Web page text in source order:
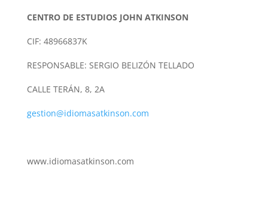
CENTRO DE ESTUDIOS JOHN ATKINSON
CIF: 48966837K
RESPONSABLE: SERGIO BELIZÓN TELLADO
CALLE TERÁN, 8, 2A
gestion@idiomasatkinson.com
www.idiomasatkinson.com